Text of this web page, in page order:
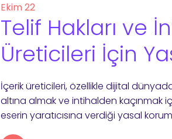
Ekim 22
Telif Hakları ve
Üreticileri İçin
İçerik üreticileri, özellikle dijital
altına almak ve intihalden kaçınmak
eserin yaratıcısına verdiği yasal